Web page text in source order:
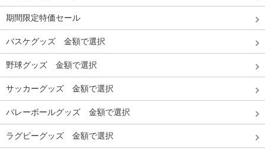
期間限定特価セール
バスケグッズ 金額で選択
野球グッズ 金額で選択
サッカーグッズ 金額で選択
バレーボールグッズ 金額で選択
ラグビーグッズ 金額で選択